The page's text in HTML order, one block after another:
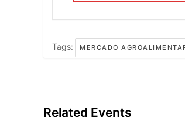
Tags: MERCADO
Related Events